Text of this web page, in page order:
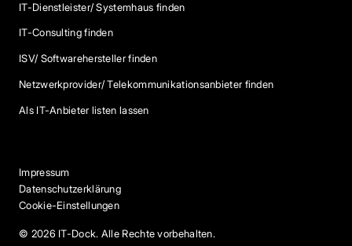
IT-Dienstleister/ Systemhaus finden
IT-Consulting finden
ISV/ Softwarehersteller finden
Netzwerkprovider/ Telekommunikationsanbieter finden
Als IT-Anbieter listen lassen
© 2026 IT-Dock. Alle Rechte vorbehalten.
Impressum
Datenschutzerklärung
Cookie-Einstellungen